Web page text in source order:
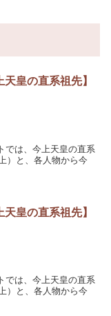
皇の直系祖先】
では、今上天皇の直系
）と、各人物から今
皇の直系祖先】
では、今上天皇の直系
）と、各人物から今